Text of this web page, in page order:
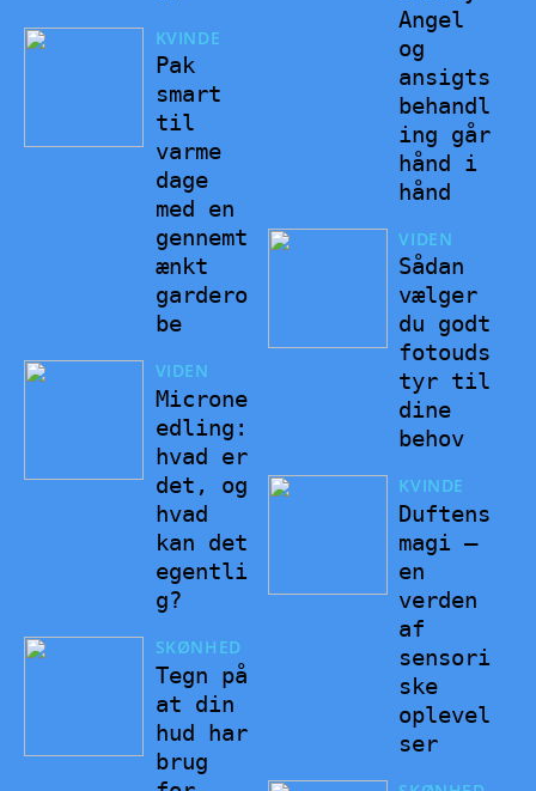
KVINDE
Pak
smart
til
varme
dage
med en
gennemt
ænkt
gardero
be
VIDEN
Microne
edling:
hvad er
det, og
hvad
kan det
egentli
g?
SKØNHED
Tegn på
at din
hud har
brug
Angel
og
ansigts
behandl
ing går
hånd i
hånd
VIDEN
Sådan
vælger
du godt
fotouds
tyr til
dine
behov
KVINDE
Duftens
magi –
en
verden
af
sensori
ske
oplevel
ser